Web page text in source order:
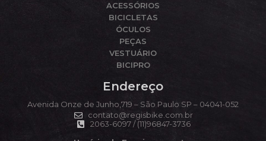
ACESSÓRIOS
BICICLETAS
ÓCULOS
PEÇAS
VESTUÁRIO
BICIPRO
Endereço
Avenida Onze de Junho,719 – São Paulo SP – 04041-052
contato@regisbike.com.br
2063-6097 / (11)96847-3736